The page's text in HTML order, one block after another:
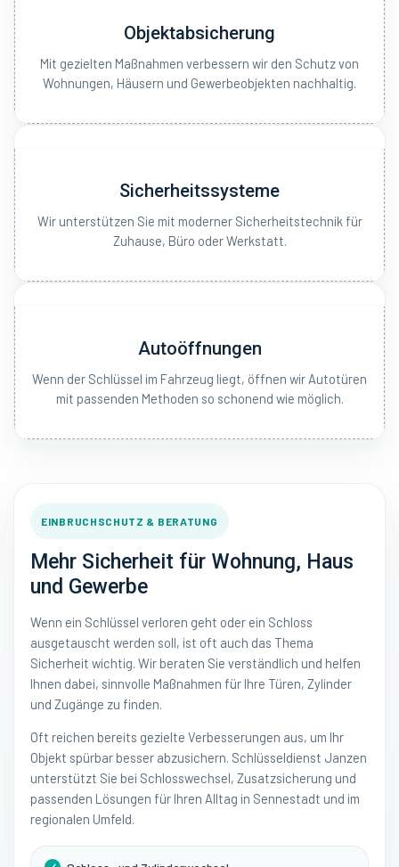
Objektabsicherung
Mit gezielten Maßnahmen verbessern wir den Schutz von
Wohnungen, Häusern und Gewerbeobjekten nachhaltig.
Sicherheitssysteme
Wir unterstützen Sie mit moderner Sicherheitstechnik für
Zuhause, Büro oder Werkstatt.
Autoöffnungen
Wenn der Schlüssel im Fahrzeug liegt, öffnen wir Autotüren
mit passenden Methoden so schonend wie möglich.
EINBRUCHSCHUTZ & BERATUNG
Mehr Sicherheit für Wohnung, Haus
und Gewerbe
Wenn ein Schlüssel verloren geht oder ein Schloss
ausgetauscht werden soll, ist oft auch das Thema
Sicherheit wichtig. Wir beraten Sie verständlich und helfen
Ihnen dabei, sinnvolle Maßnahmen für Ihre Türen, Zylinder
und Zugänge zu finden.
Oft reichen bereits gezielte Verbesserungen aus, um Ihr
Objekt spürbar besser abzusichern. Schlüsseldienst Janzen
unterstützt Sie bei Schlosswechsel, Zusatzsicherung und
passenden Lösungen für Ihren Alltag in Sennestadt und im
regionalen Umfeld.